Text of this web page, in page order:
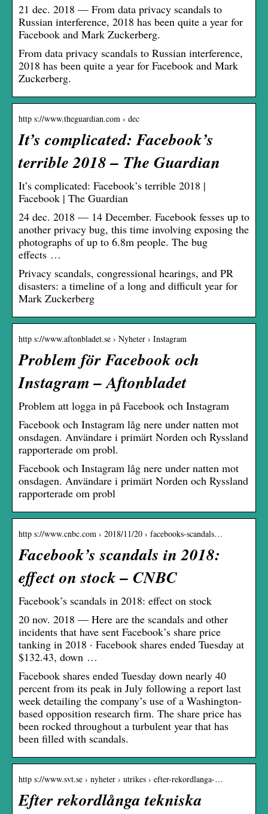
21 dec. 2018 — From data privacy scandals to
Russian interference, 2018 has been quite a year for
Facebook and Mark Zuckerberg.
From data privacy scandals to Russian interference,
2018 has been quite a year for Facebook and Mark
Zuckerberg.
http s://www.theguardian.com › dec
It’s complicated: Facebook’s
terrible 2018 – The Guardian
It’s complicated: Facebook’s terrible 2018 |
Facebook | The Guardian
24 dec. 2018 — 14 December. Facebook fesses up to
another privacy bug, this time involving exposing the
photographs of up to 6.8m people. The bug
effects …
Privacy scandals, congressional hearings, and PR
disasters: a timeline of a long and difficult year for
Mark Zuckerberg
http s://www.aftonbladet.se › Nyheter › Instagram
Problem för Facebook och
Instagram – Aftonbladet
Problem att logga in på Facebook och Instagram
Facebook och Instagram låg nere under natten mot
onsdagen. Användare i primärt Norden och Ryssland
rapporterade om probl.
Facebook och Instagram låg nere under natten mot
onsdagen. Användare i primärt Norden och Ryssland
rapporterade om probl
http s://www.cnbc.com › 2018/11/20 › facebooks-scandals…
Facebook’s scandals in 2018:
effect on stock – CNBC
Facebook’s scandals in 2018: effect on stock
20 nov. 2018 — Here are the scandals and other
incidents that have sent Facebook’s share price
tanking in 2018 · Facebook shares ended Tuesday at
$132.43, down …
Facebook shares ended Tuesday down nearly 40
percent from its peak in July following a report last
week detailing the company’s use of a Washington-
based opposition research firm. The share price has
been rocked throughout a turbulent year that has
been filled with scandals.
http s://www.svt.se › nyheter › utrikes › efter-rekordlanga-…
Efter rekordlånga tekniska